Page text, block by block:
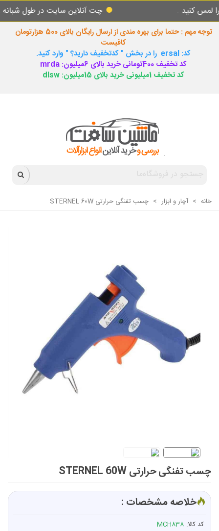
. چت آنلاین سایت در طول شبانه روز
توجه مهم : حتما برای بهره مندی از ارسال رایگان بالای 500 هزارتومان
کافیست
کد: ersal را در بخش " کدتخفیف دارید؟ " وارد کنید.
کد تخفیف 400تومانی خرید بالای 6میلیون: mrda
کد تخفیف 1میلیونی خرید بالای 15میلیون: dlsw
خانه > آچار و ابزار > چسب تفنگی حرارتی STERNEL 60W
چسب تفنگی حرارتی STERNEL 60W
خلاصه مشخصات :
کد کالا: MCH838